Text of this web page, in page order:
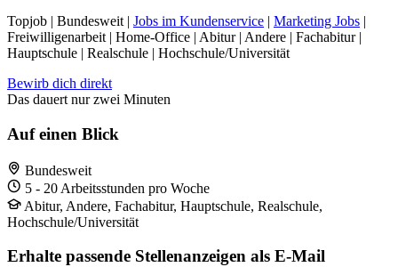
Topjob | Bundesweit | Jobs im Kundenservice | Marketing Jobs |
Freiwilligenarbeit | Home-Office | Abitur | Andere | Fachabitur |
Hauptschule | Realschule | Hochschule/Universität
Bewirb dich direkt
Das dauert nur zwei Minuten
Auf einen Blick
Bundesweit
5 - 20 Arbeitsstunden pro Woche
Abitur, Andere, Fachabitur, Hauptschule, Realschule,
Hochschule/Universität
Erhalte passende Stellenanzeigen als E-Mail